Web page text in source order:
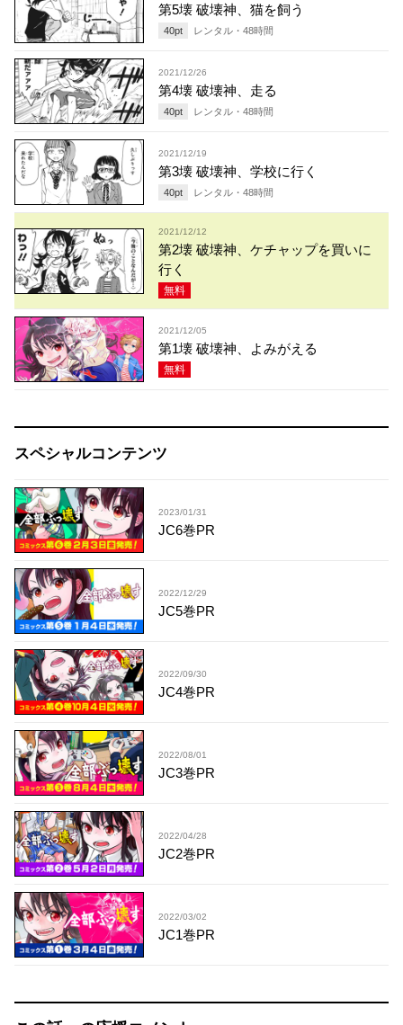
第5壊 破壊神、猫を飼う
40pt レンタル・ 48時間
2021/12/26
第4壊 破壊神、走る
40pt レンタル・ 48時間
2021/12/19
第3壊 破壊神、学校に行く
40pt レンタル・ 48時間
2021/12/12
第2壊 破壊神、ケチャップを買いに
行く
無料
2021/12/05
第1壊 破壊神、よみがえる
無料
スペシャルコンテンツ
2023/01/31
JC6巻PR
2022/12/29
JC5巻PR
2022/09/30
JC4巻PR
2022/08/01
JC3巻PR
2022/04/28
JC2巻PR
2022/03/02
JC1巻PR